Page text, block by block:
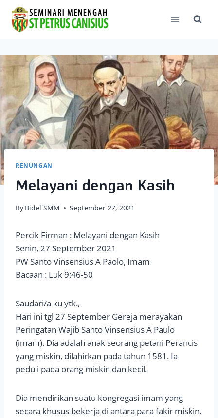
content
RENUNGAN
Melayani dengan Kasih
By Bidel SMM September 27, 2021
Percik Firman : Melayani dengan Kasih
Senin, 27 September 2021
PW Santo Vinsensius A Paolo, Imam
Bacaan : Luk 9:46-50
Saudari/a ku ytk.,
Hari ini tgl 27 September Gereja merayakan
Peringatan Wajib Santo Vinsensius A Paulo
(imam). Dia adalah anak seorang petani Perancis
yang miskin, dilahirkan pada tahun 1581. Ia
peduli pada orang miskin dan kecil.
Dia mendirikan suatu kongregasi imam yang
secara khusus bekerja di antara para fakir miskin.